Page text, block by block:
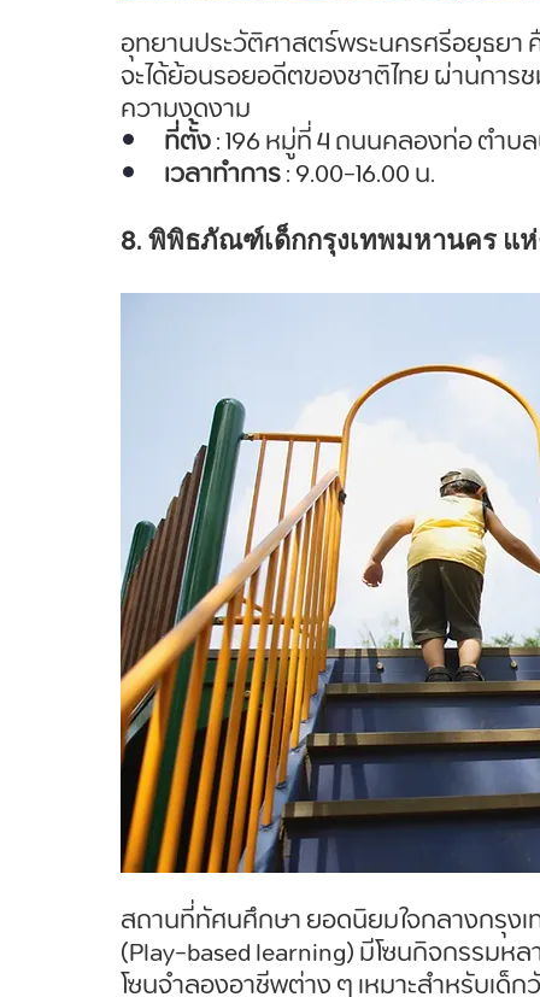
อุทยานประวัติศาสตร์พระนครศรีอยุธย
จะได้ย้อนรอยอดีตของชาติไทย ผ่านการ
ความงดงาม
ที่ตั้ง : 196 หมู่ที่ 4 ถนนคลองท่อ ตำบ
เวลาทำการ : 9.00-16.00 น.
8. พิพิธภัณฑ์เด็กกรุงเทพมหานคร แห่
สถานที่ทัศนศึกษา ยอดนิยมใจกลางกรุงเ
(Play-based learning) มีโซนกิจกรรมหล
โซนจำลองอาชีพต่าง ๆ เหมาะสำหรับเด็